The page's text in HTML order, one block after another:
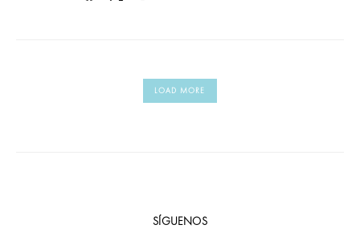
LOAD MORE
SÍGUENOS